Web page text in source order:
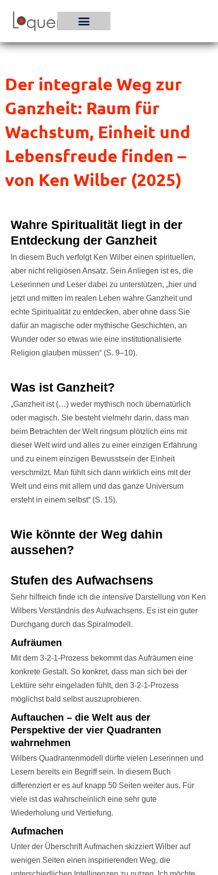
Inhalt
Der integrale Weg zur
Ganzheit: Raum für
Wachstum, Einheit und
Lebensfreude finden –
von Ken Wilber (2025)
Wahre Spiritualität liegt in der
Entdeckung der Ganzheit
In diesem Buch verfolgt Ken Wilber einen spirituellen,
aber nicht religiösen Ansatz. Sein Anliegen ist es, die
Leserinnen und Leser dabei zu unterstützen, „hier und
jetzt und mitten im realen Leben wahre Ganzheit und
echte Spiritualität zu entdecken, aber ohne dass Sie
dafür an magische oder mythische Geschichten, an
Wunder oder so etwas wie eine institutionalisierte
Religion glauben müssen“ (S. 9–10).
Was ist Ganzheit?
„Ganzheit ist (…) weder mythisch noch übernatürlich
oder magisch. Sie besteht vielmehr darin, dass man
beim Betrachten der Welt ringsum plötzlich eins mit
dieser Welt wird und alles zu einer einzigen Erfahrung
und zu einem einzigen Bewusstsein der Einheit
verschmilzt. Man fühlt sich dann wirklich eins mit der
Welt und eins mit allem und das ganze Universum
ersteht in einem selbst“ (S. 15).
Wie könnte der Weg dahin
aussehen?
Stufen des Aufwachsens
Sehr hilfreich finde ich die intensive Darstellung von Ken
Wilbers Verständnis des Aufwachsens. Es ist ein guter
Durchgang durch das Spiralmodell.
Aufräumen
Mit dem 3-2-1-Prozess bekommt das Aufräumen eine
konkrete Gestalt. So konkret, dass man sich bei der
Lektüre sehr eingeladen fühlt, den 3-2-1-Prozess
möglichst bald selbst auszuprobieren.
Auftauchen – die Welt aus der
Perspektive der vier Quadranten
wahrnehmen
Wilbers Quadrantenmodell dürfte vielen Leserinnen und
Lesern bereits ein Begriff sein. In diesem Buch
differenziert er es auf knapp 50 Seiten weiter aus. Für
viele ist das wahrscheinlich eine sehr gute
Wiederholung und Vertiefung.
Aufmachen
Unter der Überschrift Aufmachen skizziert Wilber auf
wenigen Seiten einen inspirierenden Weg, die